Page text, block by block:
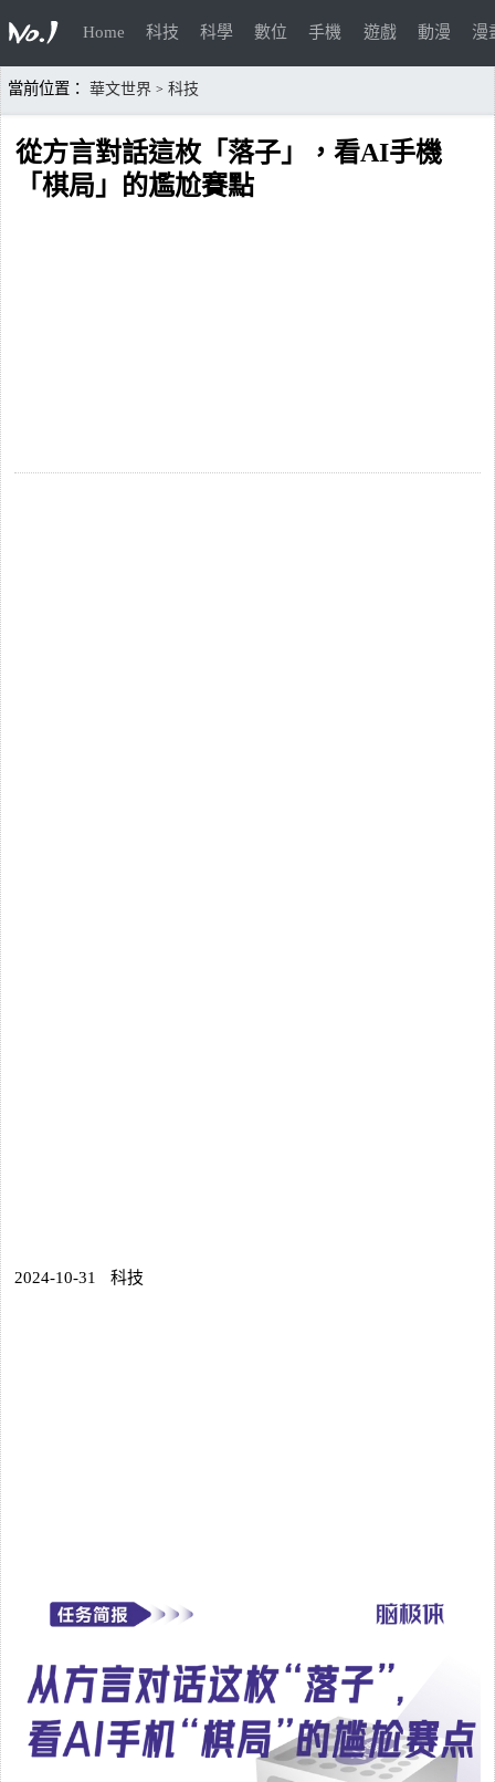
Home 科技 科學 數位 手機 遊戲 動漫 漫
當前位置： 華文世界 > 科技
從方言對話這枚「落子」，看AI手機
「棋局」的尷尬賽點
2024-10-31 科技